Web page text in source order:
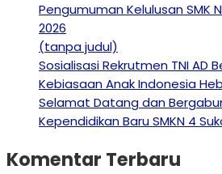
Pengumuman Kelulusan SMK
2026
(tanpa judul)
Sosialisasi Rekrutmen TNI AD
Kebiasaan Anak Indonesia
Selamat Datang dan
Kependidikan Baru SMKN 4
Komentar Terbaru